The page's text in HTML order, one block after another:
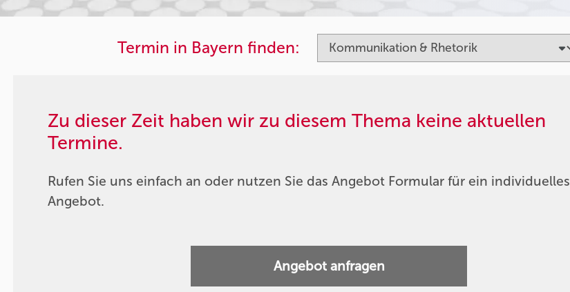
Termin in Bayern finden:
Zu dieser Zeit haben wir zu diesem Thema keine aktuellen
Termine.
Rufen Sie uns einfach an oder nutzen Sie das Angebot Formular für ein individuelles
Angebot.
Angebot anfragen